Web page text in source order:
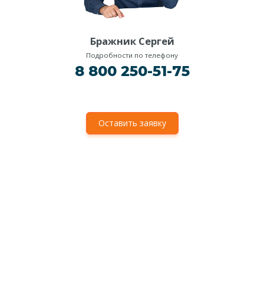
Бражник Сергей
Подробности по телефону
8 800 250-51-75
Оставить заявку